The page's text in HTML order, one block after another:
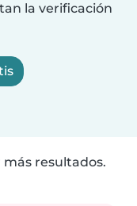
la verificación
resultados.